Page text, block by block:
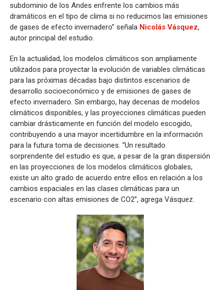
subdominio de los Andes enfrente los cambios más
dramáticos en el tipo de clima si no reducimos las emisiones
de gases de efecto invernadero” señala Nicolás Vásquez,
autor principal del estudio.
En la actualidad, los modelos climáticos son ampliamente
utilizados para proyectar la evolución de variables climáticas
para las próximas décadas bajo distintos escenarios de
desarrollo socioeconómico y de emisiones de gases de
efecto invernadero. Sin embargo, hay decenas de modelos
climáticos disponibles, y las proyecciones climáticas pueden
cambiar drásticamente en función del modelo escogido,
contribuyendo a una mayor incertidumbre en la información
para la futura toma de decisiones. “Un resultado
sorprendente del estudio es que, a pesar de la gran dispersión
en las proyecciones de los modelos climáticos globales,
existe un alto grado de acuerdo entre ellos en relación a los
cambios espaciales en las clases climáticas para un
escenario con altas emisiones de CO2”, agrega Vásquez.